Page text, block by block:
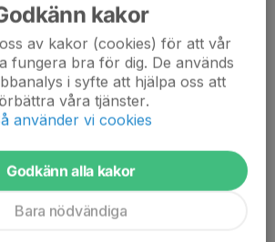
till mars 2026 tränar vi inomhus i
ålder från Norrtulls SK,
IF och Runby IF.
att spela med oss? Anmäl intresse
kakor
av kakor (cookies) för att vår
fungera bra för dig. De används
i syfte att hjälpa oss att
våra tjänster.
använder vi cookies
Godkänn alla kakor
Bara nödvändiga